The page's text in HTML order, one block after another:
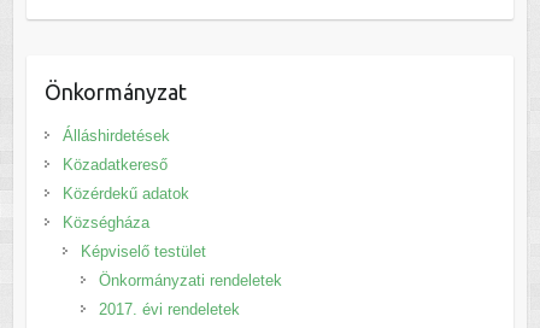
Önkormányzat
Álláshirdetések
Közadatkereső
Közérdekű adatok
Községháza
Képviselő testület
Önkormányzati rendeletek
2017. évi rendeletek